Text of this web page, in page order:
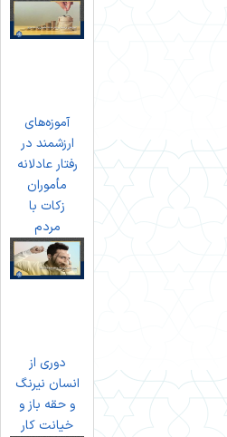
آموزه‌های
ارزشمند در
رفتار عادلانه
مأموران
زکات با
مردم
دوری از
انسان نیرنگ
و حقه باز و
خیانت کار